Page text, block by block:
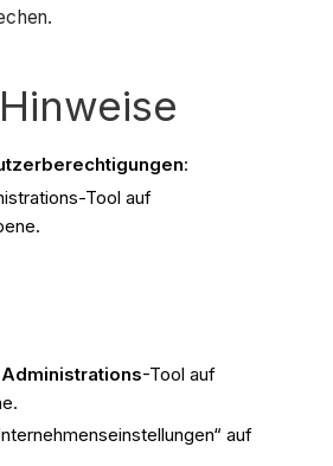
:
Tool auf
Administrations-Tool auf
auf